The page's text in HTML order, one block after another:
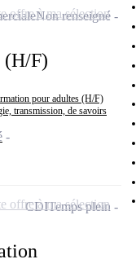
(H/F)
pour adultes (H/F)
transmission, de savoirs
Non renseigné
offre à ma sélection
CDITemps plein
offre à ma sélection